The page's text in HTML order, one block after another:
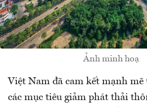
Ảnh minh hoạ
Việt Nam đã cam kết mạnh
các mục tiêu giảm phát thải